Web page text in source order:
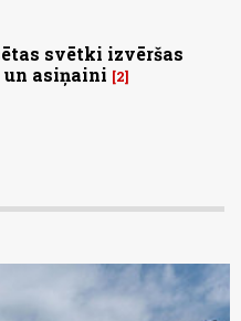
svētki izvēršas
asiņaini
2